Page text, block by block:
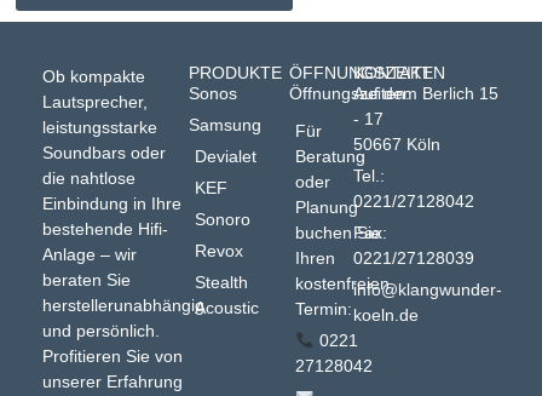
Ob kompakte
Lautsprecher,
leistungsstarke
Soundbars oder
die nahtlose
Einbindung in Ihre
bestehende Hifi-
Anlage – wir
beraten Sie
herstellerunabhängig
und persönlich.
Profitieren Sie von
unserer Erfahrung
PRODUKTE
Sonos
Samsung
Devialet
KEF
Sonoro
Revox
Stealth
Acoustic
ÖFFNUNGSZEITEN
Öffnungszeiten:
Für
Beratung
oder
Planung
buchen Sie
Ihren
kostenfreien
Termin:
0221
27128042
KONTAKT
Auf dem Berlich 15
- 17
50667 Köln
Tel.:
0221/27128042
Fax:
0221/27128039
info@klangwunder-
koeln.de